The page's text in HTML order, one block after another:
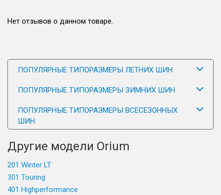
Нет отзывов о данном товаре.
ПОПУЛЯРНЫЕ ТИПОРАЗМЕРЫ ЛЕТНИХ ШИН
ПОПУЛЯРНЫЕ ТИПОРАЗМЕРЫ ЗИМНИХ ШИН
ПОПУЛЯРНЫЕ ТИПОРАЗМЕРЫ ВСЕСЕЗОННЫХ
ШИН
Другие модели Orium
201 Winter LT
301 Touring
401 Highperformance